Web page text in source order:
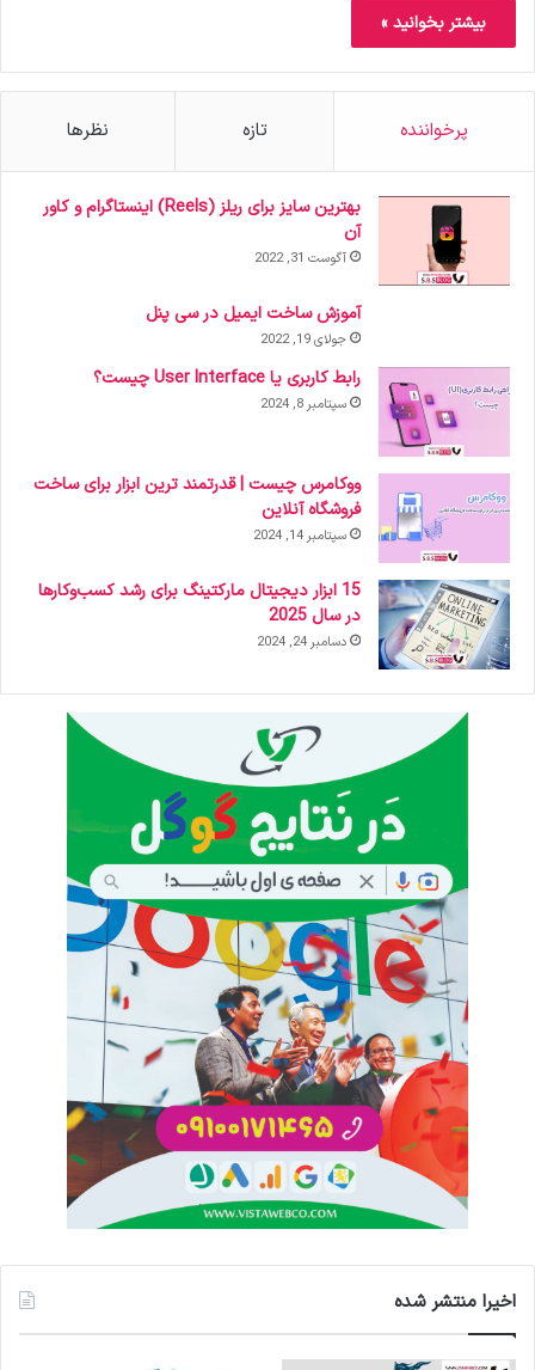
بیشتر بخوانید »
پرخواننده تازه نظرها
بهترین سایز برای ریلز (Reels) اینستاگرام و کاور
آن
آگوست 31, 2022
آموزش ساخت ایمیل در سی پنل
جولای 19, 2022
رابط کاربری یا User Interface چیست؟
سپتامبر 8, 2024
ووکامرس چیست | قدرتمند ترین ابزار برای ساخت
فروشگاه آنلاین
سپتامبر 14, 2024
15 ابزار دیجیتال مارکتینگ برای رشد کسب‌وکارها
در سال 2025
دسامبر 24, 2024
اخیرا منتشر شده